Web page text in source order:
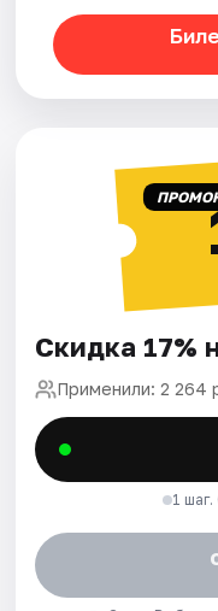
Скидка 17%
Применили: 2 264
1